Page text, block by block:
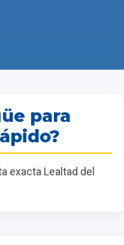
para
exacta Lealtad del